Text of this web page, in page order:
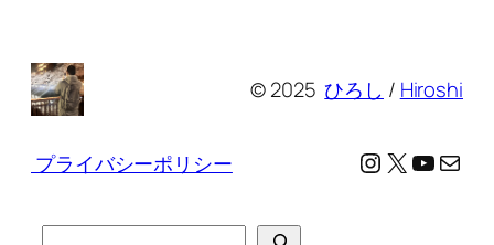
© 2025ひろし / Hiroshi
プライバシーポリシー Instagram
X メール